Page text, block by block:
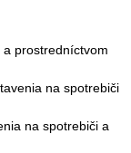
prostredníctvom
na spotrebiči
na spotrebiči a